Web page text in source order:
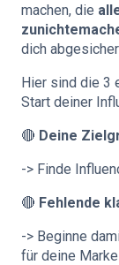
machen, die
dich
Hier sind die 3
Start deiner
🔴 Deine
-> Finde
🔴 Fehlende
-> Beginne
für deine